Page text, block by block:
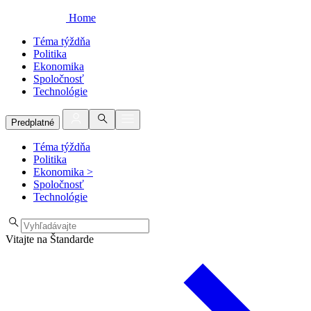
Home
Téma týždňa
Politika
Ekonomika
Spoločnosť
Technológie
Predplatné
Téma týždňa
Politika
Ekonomika >
Spoločnosť
Technológie
Vitajte na Štandarde